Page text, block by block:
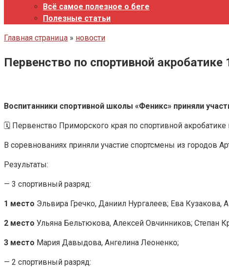
Всё самое полезное о беге
Полезные статьи
Главная страница » новости
Первенство по спортивной акробатике
Воспитанники спортивной школы «Феникс» приняли
🗓️ Первенство Приморского края по спортивной
В соревнованиях приняли участие спортсмены из городов
Результаты:
— 3 спортивный разряд:
1 место Эльвира Гречко, Даниил Нургалеев; Ева Кузакова,
2 место Ульяна Бельтюкова, Алексей Овчинников; Степан
3 место Мария Давыдова, Ангелина Леоненко;
— 2 спортивный разряд: